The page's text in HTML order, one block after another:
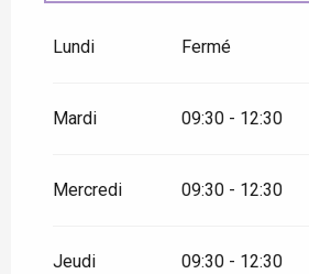
septembre 2026
novembre 2026
Lundi Fermé
Mardi 09:30 - 12:30
Mercredi 09:30 - 12:30
Jeudi 09:30 - 12:30